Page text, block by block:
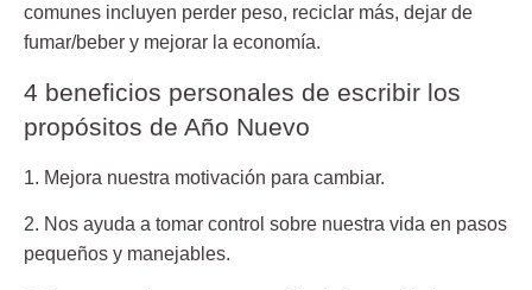
comunes incluyen perder peso, reciclar más, dejar de
fumar/beber y mejorar la economía.
4 beneficios personales de escribir los
propósitos de Año Nuevo
1. Mejora nuestra motivación para cambiar.
2. Nos ayuda a tomar control sobre nuestra vida en pasos
pequeños y manejables.